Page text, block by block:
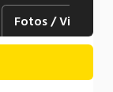
Fotos / Videos